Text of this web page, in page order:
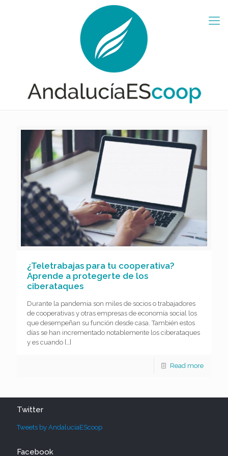
¿Teletrabajas para tu cooperativa?
Aprende a protegerte de los
ciberataques
Durante la pandemia son miles de socios o trabajadores
de cooperativas y otras empresas de economía social los
que desempeñan su función desde casa. También estos
días se han incrementado notablemente los ciberataques
y es cuando […]
Read more
Twitter
Tweets by AndaluciaEScoop
Facebook